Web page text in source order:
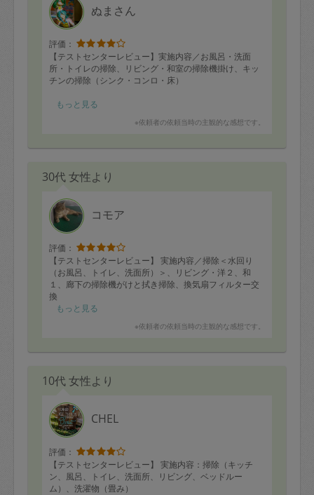
＜タスカジさんへ＞
お時間少し遅れるという際にも、しっかりご連絡頂き安
心しました。全体的に丁寧に作業されていましたが、お
帰りになった後にふろ場のフラップがきちんと嵌まって
いないことに気づきました（その場で指摘できず、すみ
ません）
ご自身でも、作業終了後の依頼者の方へ確認する前に、
分も丁寧にするとより評価が高くなると思います。
業箇所にかかる時間の見積りなど、まずはマニュアルを
段取りの良さ（３点）初めに一通り説明し、一か所ごと
に適切な時間のかけ方だったと思います。少し依頼者の
指示を待つ場面があり、その部分をご自身でリードされ
るとよりスムーズです。
丁寧さ（４点）大きな音もなく丁寧に作業されていまし
た。
主体性（３点）ご自身でリードされてくるとさらに良い
と思います。慣れてくると、確認しておくべき事項など
分かっていかれると思います。初めはメモに依頼事項を
ぬまさん
評価：
【テストセンターレビュー】実施内容／お風呂・洗面
所・トイレの掃除、リビング・和室の掃除機掛け、キッ
チンの掃除（シンク・コンロ・床）
■依頼者の方へ：
たが、短時間でテキパキと依頼箇所をすべて掃除いただ
業務に長年従事されているとのことで、作業に慣れてい
が高かったです。また、コミュニケーション力も高く、
■タスカジさんへ：
ありがとうございました！積極的に汚れた部分を積極的
に発見して綺麗に仕上げていただいたので安心してお任
せできました。すぐに人気のタスカジさんになれると思
います。今後のご活躍をお祈りしています！
▼プロセスチェック（4点）研修ビデオ通りに実施いただ
けました。最初に作業内容や優先順位を丁寧にヒアリン
グいただき、安心してお任せできました。洗面所のマッ
▼段取りの良さ（5点）スピードが速いだけでなく、効率
内容の順番を調整いただけました。
▼丁寧さ（5点）丁寧に取り組んでいただき、ドアノブや
マットの裏のような普段掃除をしない箇所やこちらが汚
れに気づいていなかった箇所など隅々まで掃除いただ
き、とても綺麗になりました。
▼主体性（5点）最初にまとめて質問していただいた後
は、途中で質問いただくこともなく、主体的に作業を進
めていただきました。汚れている箇所があれば、こちら
もっと見る
※依頼者の依頼当時の主観的な感想です。
30代 女性より
コモア
評価：
【テストセンターレビュー】 実施内容／掃除＜水回り
（お風呂、トイレ、洗面所）＞、リビング・洋２、和
１、廊下の掃除機がけと拭き掃除、換気扇フィルター交
換
開始時間10分前に到着されてました。家事代行のお仕事
が主婦としてのご経験に裏打ちされた丁寧なお仕事ぶり
かったです。掃除機は普段から引きずらずに持ってお使
お人柄はふんわりとした優しい雰囲気の方です。ハイパ
フォーマンスなプロフェッショナルというよりも、温か
い目で接して、定期契約を結んで二人三脚で一緒にお家
をキレイな状態をキープすることを目指すタイプのタス
カジさんです。
＜タスカジさんへ＞
とても蒸し暑い中、一生懸命お掃除をしていただきあり
もっと見る
※依頼者の依頼当時の主観的な感想です。
10代 女性より
CHEL
評価：
【テストセンターレビュー】 実施内容：掃除（キッチ
ン、風呂、トイレ、洗面所、リビング、ベッドルー
ム）、洗濯物（畳み）